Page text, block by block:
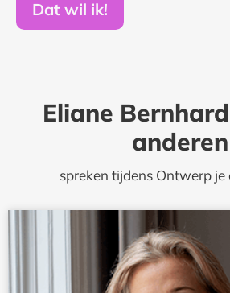
Dat wil ik!
Eliane
anderen
spreken tijdens Ontwerp je